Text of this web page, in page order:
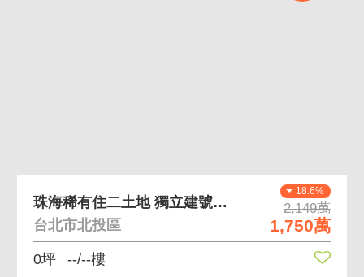
18.6%
2,149萬
1,750萬
珠海稀有住二土地 獨立建號土地
台北市北投區
0坪 --/--樓